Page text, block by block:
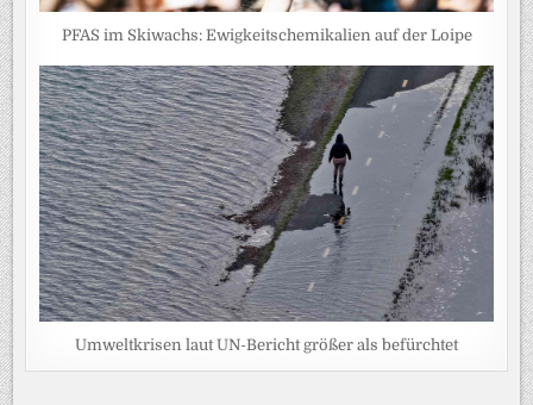
PFAS im Skiwachs: Ewigkeitschemikalien auf der Loipe
Umweltkrisen laut UN-Bericht größer als befürchtet